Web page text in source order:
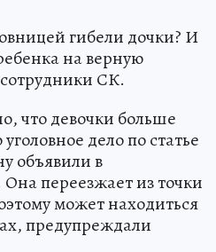
гибели дочки? И
на верную
СК.
что девочки больше
дело по статье
объявили в
переезжает из точки
может находиться
предупреждали